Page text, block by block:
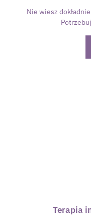
Nie wiesz
Terapia